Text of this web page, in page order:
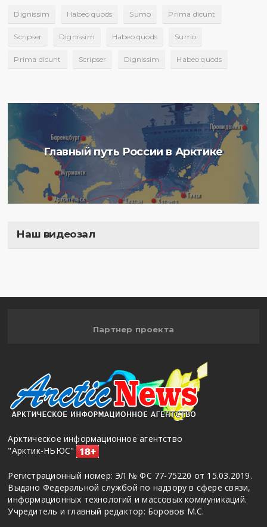
Dignissim Habeo quods Sumo Prima dicunt
Scripser Dignissim Habeo quods Sumo
Prima dicunt Scripser Dignissim Habeo quods
Главный путь России в Арктике
Наш видеозал
Партнер проекта
Арктическое информационное агентство
"Арктик-НЬЮС"
Регистрационный номер: ЭЛ № ФС 77-75220 от 15.03.2019.
Выдано Федеральной службой по надзору в сфере связи,
информационных технологий и массовых коммуникаций.
Учредитель и главный редактор: Боровов М.С.